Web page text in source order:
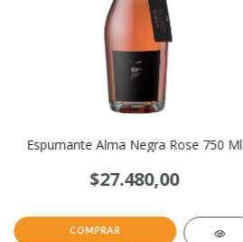
Espumante Alma Negra Rose 750 Ml
$27.480,00